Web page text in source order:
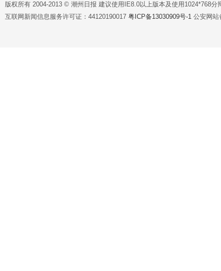
版权所有 2004-2013 © 潮州日报 建议使用IE8.0以上版本及使用1024*768分
互联网新闻信息服务许可证：44120190017 粤ICP备13030909号-1 公安网站